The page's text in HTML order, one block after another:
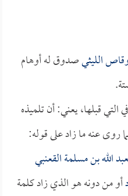
الليثيصدوق له أوهام
قبلها، يعني: أن تلميذه
روى عنه ما زاد على قوله:
عبد الله بن مسلمة القعنبي
أو من دونه هو الذي زاد كلمة